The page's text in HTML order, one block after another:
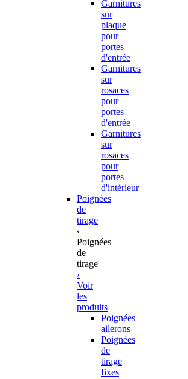
Garnitures
sur
plaque
pour
portes
d'entrée
Garnitures
sur
rosaces
pour
portes
d'entrée
Garnitures
sur
rosaces
pour
portes
d'intérieur
Poignées
de
tirage
‹
Poignées
de
tirage
›
Voir
les
produits
Poignées
ailerons
Poignées
de
tirage
fixes